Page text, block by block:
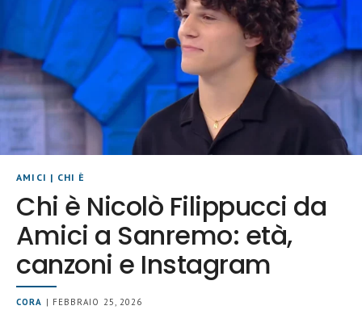
AMICI | CHI È
Chi è Nicolò Filippucci da
Amici a Sanremo: età,
canzoni e Instagram
CORA | FEBBRAIO 25, 2026